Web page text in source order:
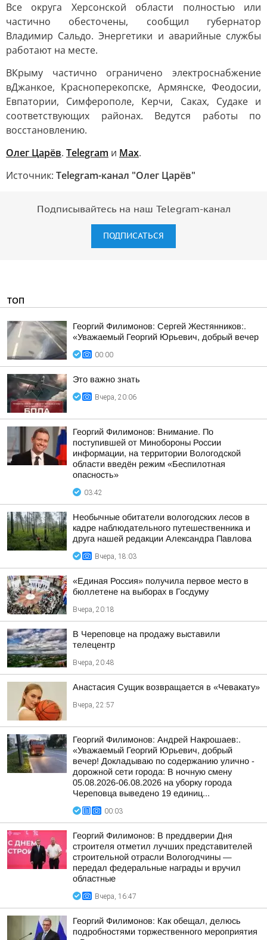
Все округа Херсонской области полностью или
частично обесточены, сообщил губернатор
Владимир Сальдо. Энергетики и аварийные службы
работают на месте.
ВКрыму частично ограничено электроснабжение
вДжанкое, Красноперекопске, Армянске, Феодосии,
Евпатории, Симферополе, Керчи, Саках, Судаке и
соответствующих районах. Ведутся работы по
восстановлению.
Олег Царёв. Telegram и Max.
Источник: Telegram-канал "Олег Царёв"
Подписывайтесь на наш Telegram-канал
ПОДПИСАТЬСЯ
ТОП
Георгий Филимонов: Сергей Жестянников:.
«Уважаемый Георгий Юрьевич, добрый вечер
00:00
Это важно знать
Вчера, 20:06
Георгий Филимонов: Внимание. По
поступившей от Минобороны России
информации, на территории Вологодской
области введён режим «Беспилотная
опасность»
03:42
Необычные обитатели вологодских лесов в
кадре наблюдательного путешественника и
друга нашей редакции Александра Павлова
Вчера, 18:03
«Единая Россия» получила первое место в
бюллетене на выборах в Госдуму
Вчера, 20:18
В Череповце на продажу выставили
телецентр
Вчера, 20:48
Анастасия Сущик возвращается в «Чевакату»
Вчера, 22:57
Георгий Филимонов: Андрей Накрошаев:.
«Уважаемый Георгий Юрьевич, добрый
вечер! Докладываю по содержанию улично -
дорожной сети города: В ночную смену
05.08.2026-06.08.2026 на уборку города
Череповца выведено 19 единиц...
00:03
Георгий Филимонов: В преддверии Дня
строителя отметил лучших представителей
строительной отрасли Вологодчины —
передал федеральные награды и вручил
областные
Вчера, 16:47
Георгий Филимонов: Как обещал, делюсь
подробностями торжественного мероприятия